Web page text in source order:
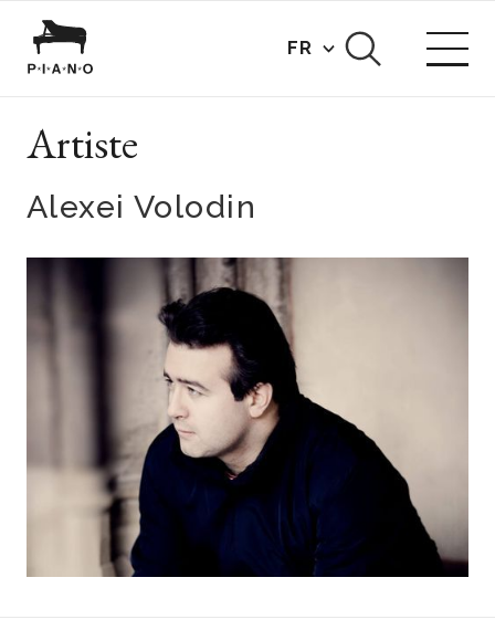
FR
Artiste
Alexei Volodin